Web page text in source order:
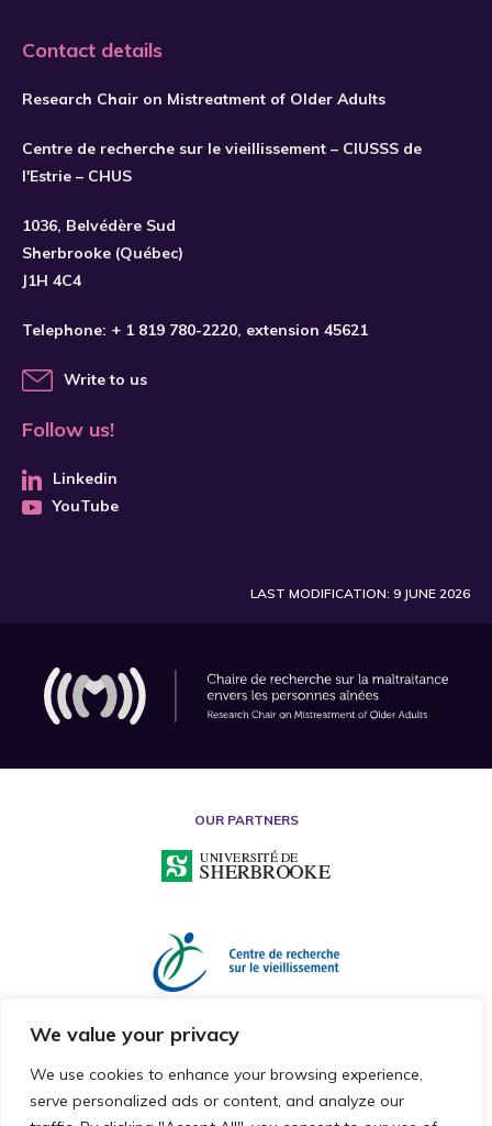
We value your privacy
We use cookies to enhance your browsing experience,
serve personalized ads or content, and analyze our
Contact details
Research Chair on Mistreatment of Older Adults
Centre de recherche sur le vieillissement – CIUSSS de
l'Estrie – CHUS
1036, Belvédère Sud
Sherbrooke (Québec)
J1H 4C4
Telephone: + 1 819 780-2220, extension 45621
Write to us
Follow us!
Linkedin
YouTube
LAST MODIFICATION: 9 JUNE 2026
OUR PARTNERS